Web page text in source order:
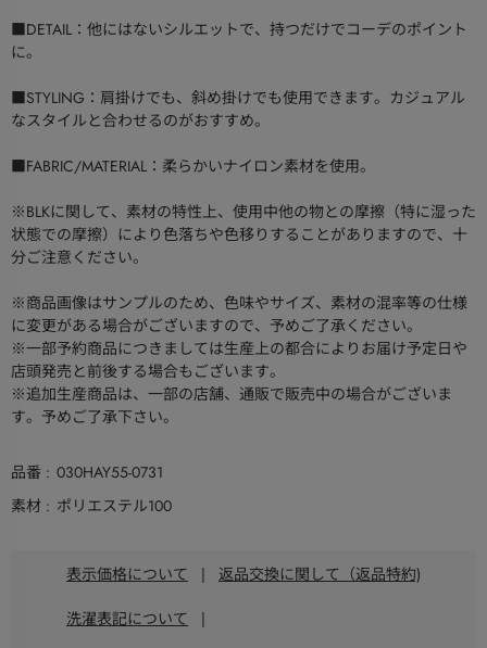
■DETAIL：他にはないシルエットで、持つだけでコーデのポイント
に。
■STYLING：肩掛けでも、斜め掛けでも使用できます。カジュアル
なスタイルと合わせるのがおすすめ。
■FABRIC/MATERIAL：柔らかいナイロン素材を使用。
※BLKに関して、素材の特性上、使用中他の物との摩擦（特に湿った
状態での摩擦）により色落ちや色移りすることがありますので、十
分ご注意ください。
※商品画像はサンプルのため、色味やサイズ、素材の混率等の仕様
に変更がある場合がございますので、予めご了承ください。
※一部予約商品につきましては生産上の都合によりお届け予定日や
店頭発売と前後する場合もございます。
※追加生産商品は、一部の店舗、通販で販売中の場合がございま
す。予めご了承下さい。
品番
030HAY55-0731
素材
ポリエステル100
表示価格について | 返品交換に関して（返品特約)
洗濯表記について |